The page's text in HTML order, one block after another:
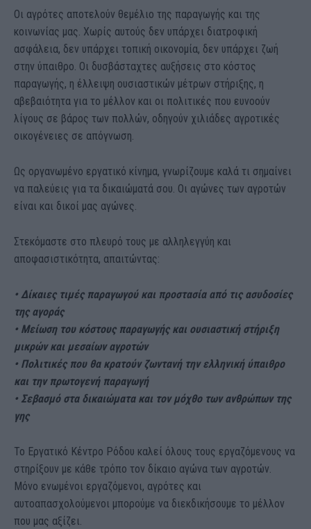
Οι αγρότες αποτελούν θεμέλιο της παραγωγής και της
κοινωνίας μας. Χωρίς αυτούς δεν υπάρχει διατροφική
ασφάλεια, δεν υπάρχει τοπική οικονομία, δεν υπάρχει ζωή
στην ύπαιθρο. Οι δυσβάσταχτες αυξήσεις στο κόστος
παραγωγής, η έλλειψη ουσιαστικών μέτρων στήριξης, η
αβεβαιότητα για το μέλλον και οι πολιτικές που ευνοούν
λίγους σε βάρος των πολλών, οδηγούν χιλιάδες αγροτικές
οικογένειες σε απόγνωση.
Ως οργανωμένο εργατικό κίνημα, γνωρίζουμε καλά τι σημαίνει
να παλεύεις για τα δικαιώματά σου. Οι αγώνες των αγροτών
είναι και δικοί μας αγώνες.
Στεκόμαστε στο πλευρό τους με αλληλεγγύη και
αποφασιστικότητα, απαιτώντας:
• Δίκαιες τιμές παραγωγού και προστασία από τις ασυδοσίες
της αγοράς
• Μείωση του κόστους παραγωγής και ουσιαστική στήριξη
μικρών και μεσαίων αγροτών
• Πολιτικές που θα κρατούν ζωντανή την ελληνική ύπαιθρο
και την πρωτογενή παραγωγή
• Σεβασμό στα δικαιώματα και τον μόχθο των ανθρώπων της
γης
Το Εργατικό Κέντρο Ρόδου καλεί όλους τους εργαζόμενους να
στηρίξουν με κάθε τρόπο τον δίκαιο αγώνα των αγροτών.
Μόνο ενωμένοι εργαζόμενοι, αγρότες και
αυτοαπασχολούμενοι μπορούμε να διεκδικήσουμε το μέλλον
που μας αξίζει.